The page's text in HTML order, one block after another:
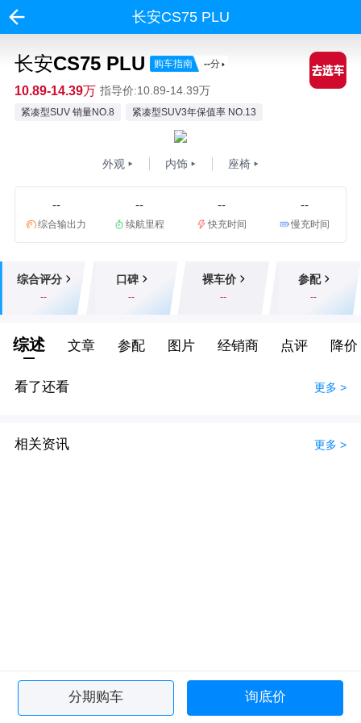
长安CS75 PLU
长安CS75 PLU 购车指南 --分
10.89-14.39万 指导价:10.89-14.39万
紧凑型SUV 销量NO.8 紧凑型SUV3年保值率 NO.13
外观 内饰 座椅
--
综合输出力
--
续航里程
--
快充时间
--
慢充时间
综合评分
--
口碑
--
裸车价
--
参配
--
综述 文章 参配 图片 经销商 点评 降价
看了还看 更多 >
相关资讯 更多 >
分期购车 询底价